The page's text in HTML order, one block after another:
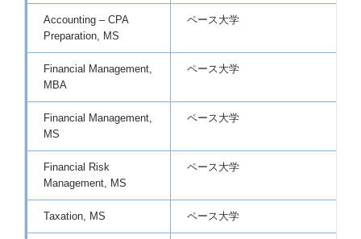
Accounting – CPA
Preparation, MS
ペース大学
Financial Management,
MBA
ペース大学
Financial Management,
MS
ペース大学
Financial Risk
Management, MS
ペース大学
Taxation, MS ペース大学